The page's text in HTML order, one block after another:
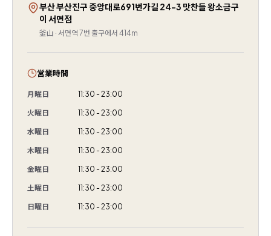
부산 부산진구 중앙대로691번가길 24-3 맛찬들 왕소금구
이 서면점
釜山 · 서면역 7번 출구에서 414m
営業時間
月曜日 11:30 - 23:00
火曜日 11:30 - 23:00
水曜日 11:30 - 23:00
木曜日 11:30 - 23:00
金曜日 11:30 - 23:00
土曜日 11:30 - 23:00
日曜日 11:30 - 23:00